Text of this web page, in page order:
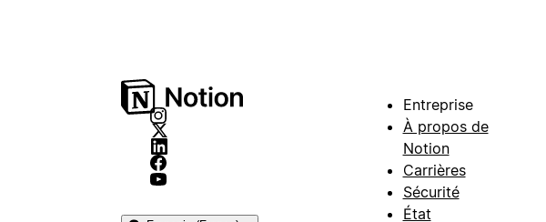
Entreprise
À propos de
Notion
Carrières
Sécurité
État